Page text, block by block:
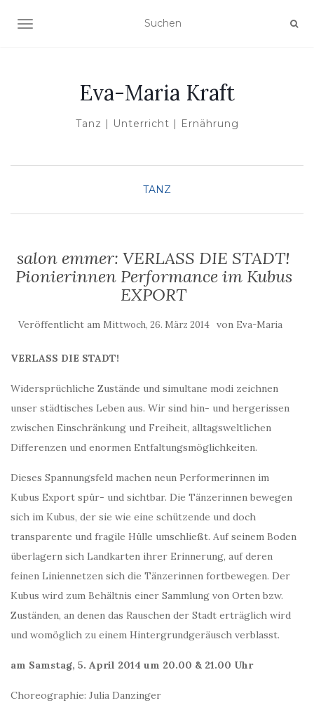
NAVIGATION UMSCHALTEN
Eva-Maria Kraft
Tanz | Unterricht | Ernährung
TANZ
salon emmer: VERLASS DIE STADT!
Pionierinnen Performance im Kubus
EXPORT
Veröffentlicht am Mittwoch, 26. März 2014 von Eva-Maria
VERLASS DIE STADT!
Widersprüchliche Zustände und simultane modi zeichnen
unser städtisches Leben aus. Wir sind hin- und hergerissen
zwischen Einschränkung und Freiheit, alltagsweltlichen
Differenzen und enormen Entfaltungsmöglichkeiten.
Dieses Spannungsfeld machen neun Performerinnen im
Kubus Export spür- und sichtbar. Die Tänzerinnen bewegen
sich im Kubus, der sie wie eine schützende und doch
transparente und fragile Hülle umschließt. Auf seinem Boden
überlagern sich Landkarten ihrer Erinnerung, auf deren
feinen Liniennetzen sich die Tänzerinnen fortbewegen. Der
Kubus wird zum Behältnis einer Sammlung von Orten bzw.
Zuständen, an denen das Rauschen der Stadt erträglich wird
und womöglich zu einem Hintergrundgeräusch verblasst.
am Samstag, 5. April 2014 um 20.00 & 21.00 Uhr
Choreographie: Julia Danzinger